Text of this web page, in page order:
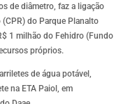
de diâmetro, faz a ligação
(CPR) do Parque Planalto
1 milhão do Fehidro (Fundo
próprios.
de água potável,
na ETA Paiol, em